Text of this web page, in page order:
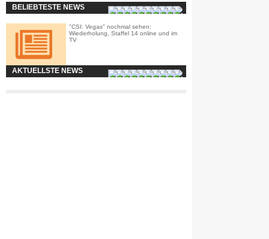
BELIEBTESTE NEWS
"CSI: Vegas" nochmal sehen:
Wiederholung, Staffel 14 online und im
TV
AKTUELLSTE NEWS